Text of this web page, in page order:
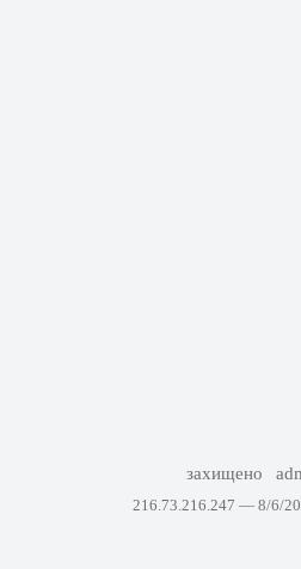
захищено
216.73.216.247 — 8/6/